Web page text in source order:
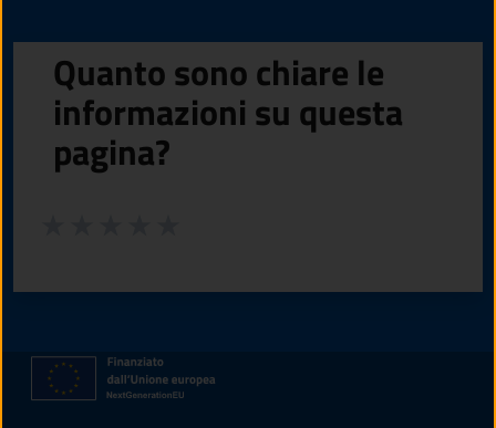
Quanto sono chiare le
informazioni su questa
pagina?